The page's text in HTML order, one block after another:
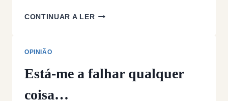
CONTINUAR A LERA
OPINIÃO
Está-me a falhar qualquer
coisa…